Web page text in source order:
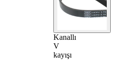
Kanallı
V
kayışı